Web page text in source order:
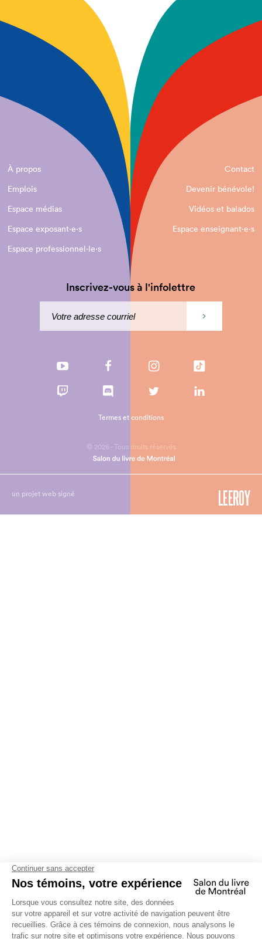
À propos
Contact
Emplois
Devenir bénévole!
Espace médias
Vidéos et balados
Espace exposant·e⋅s
Espace enseignant·e⋅s
Espace professionnel·le⋅s
Inscrivez-vous à l'infolettre
© 2026 - Tous droits réservés
Termes et conditions
un projet web signé